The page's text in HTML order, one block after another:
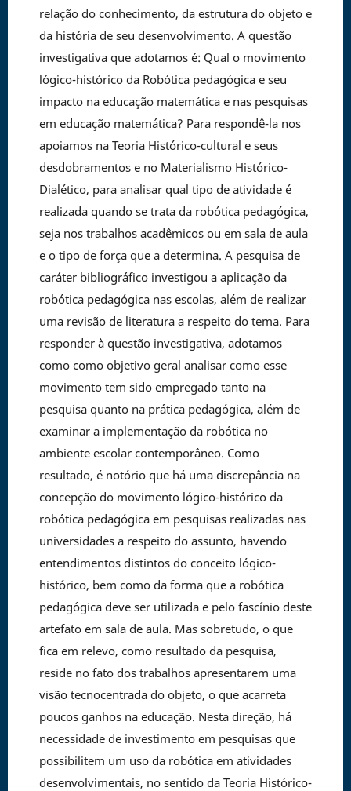
relação do conhecimento, da estrutura do objeto e
da história de seu desenvolvimento. A questão
investigativa que adotamos é: Qual o movimento
lógico-histórico da Robótica pedagógica e seu
impacto na educação matemática e nas pesquisas
em educação matemática? Para respondê-la nos
apoiamos na Teoria Histórico-cultural e seus
desdobramentos e no Materialismo Histórico-
Dialético, para analisar qual tipo de atividade é
realizada quando se trata da robótica pedagógica,
seja nos trabalhos acadêmicos ou em sala de aula
e o tipo de força que a determina. A pesquisa de
caráter bibliográfico investigou a aplicação da
robótica pedagógica nas escolas, além de realizar
uma revisão de literatura a respeito do tema. Para
responder à questão investigativa, adotamos
como como objetivo geral analisar como esse
movimento tem sido empregado tanto na
pesquisa quanto na prática pedagógica, além de
examinar a implementação da robótica no
ambiente escolar contemporâneo. Como
resultado, é notório que há uma discrepância na
concepção do movimento lógico-histórico da
robótica pedagógica em pesquisas realizadas nas
universidades a respeito do assunto, havendo
entendimentos distintos do conceito lógico-
histórico, bem como da forma que a robótica
pedagógica deve ser utilizada e pelo fascínio deste
artefato em sala de aula. Mas sobretudo, o que
fica em relevo, como resultado da pesquisa,
reside no fato dos trabalhos apresentarem uma
visão tecnocentrada do objeto, o que acarreta
poucos ganhos na educação. Nesta direção, há
necessidade de investimento em pesquisas que
possibilitem um uso da robótica em atividades
desenvolvimentais, no sentido da Teoria Histórico-